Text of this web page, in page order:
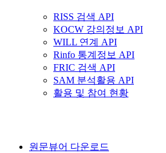
RISS 검색 API
KOCW 강의정보 API
WILL 연계 API
Rinfo 통계정보 API
FRIC 검색 API
SAM 분석활용 API
활용 및 참여 현황
원문뷰어 다운로드